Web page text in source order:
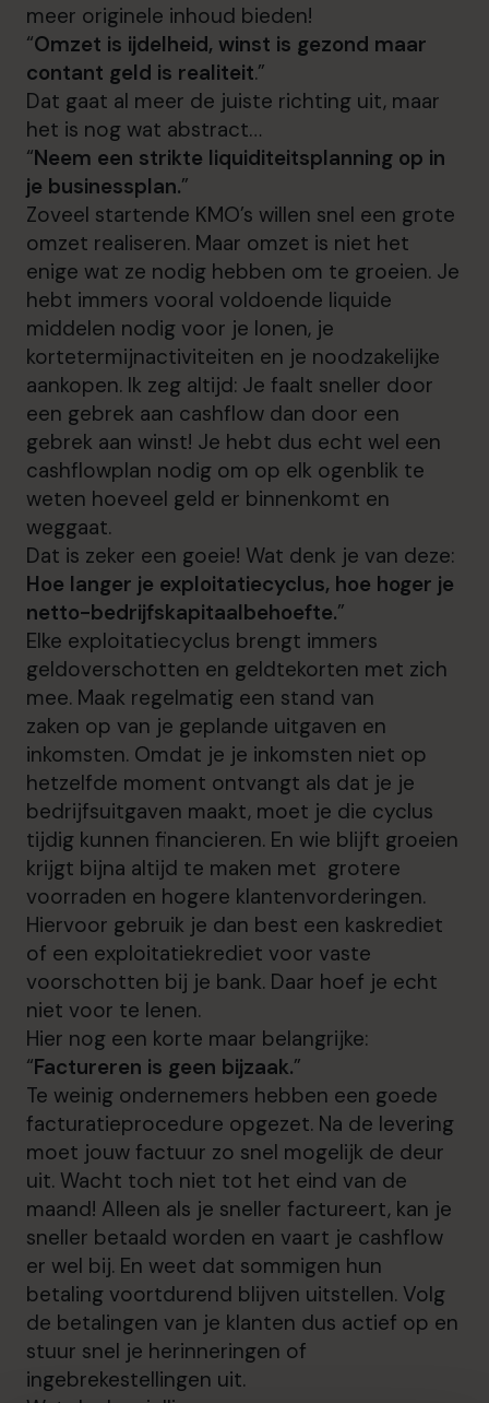
meer originele inhoud bieden!
“Omzet is ijdelheid, winst is gezond maar
contant geld is realiteit.”
Dat gaat al meer de juiste richting uit, maar
het is nog wat abstract…
“Neem een strikte liquiditeitsplanning op in
je businessplan.”
Zoveel startende KMO’s willen snel een grote
omzet realiseren. Maar omzet is niet het
enige wat ze nodig hebben om te groeien. Je
hebt immers vooral voldoende liquide
middelen nodig voor je lonen, je
kortetermijnactiviteiten en je noodzakelijke
aankopen. Ik zeg altijd: Je faalt sneller door
een gebrek aan cashflow dan door een
gebrek aan winst! Je hebt dus echt wel een
cashflowplan nodig om op elk ogenblik te
weten hoeveel geld er binnenkomt en
weggaat.
Dat is zeker een goeie! Wat denk je van deze:
Hoe langer je exploitatiecyclus, hoe hoger je
netto-bedrijfskapitaalbehoefte.”
Elke exploitatiecyclus brengt immers
geldoverschotten en geldtekorten met zich
mee. Maak regelmatig een stand van
zaken op van je geplande uitgaven en
inkomsten. Omdat je je inkomsten niet op
hetzelfde moment ontvangt als dat je je
bedrijfsuitgaven maakt, moet je die cyclus
tijdig kunnen financieren. En wie blijft groeien
krijgt bijna altijd te maken met grotere
voorraden en hogere klantenvorderingen.
Hiervoor gebruik je dan best een kaskrediet
of een exploitatiekrediet voor vaste
voorschotten bij je bank. Daar hoef je echt
niet voor te lenen.
Hier nog een korte maar belangrijke:
“Factureren is geen bijzaak.”
Te weinig ondernemers hebben een goede
facturatieprocedure opgezet. Na de levering
moet jouw factuur zo snel mogelijk de deur
uit. Wacht toch niet tot het eind van de
maand! Alleen als je sneller factureert, kan je
sneller betaald worden en vaart je cashflow
er wel bij. En weet dat sommigen hun
betaling voortdurend blijven uitstellen. Volg
de betalingen van je klanten dus actief op en
stuur snel je herinneringen of
ingebrekestellingen uit.